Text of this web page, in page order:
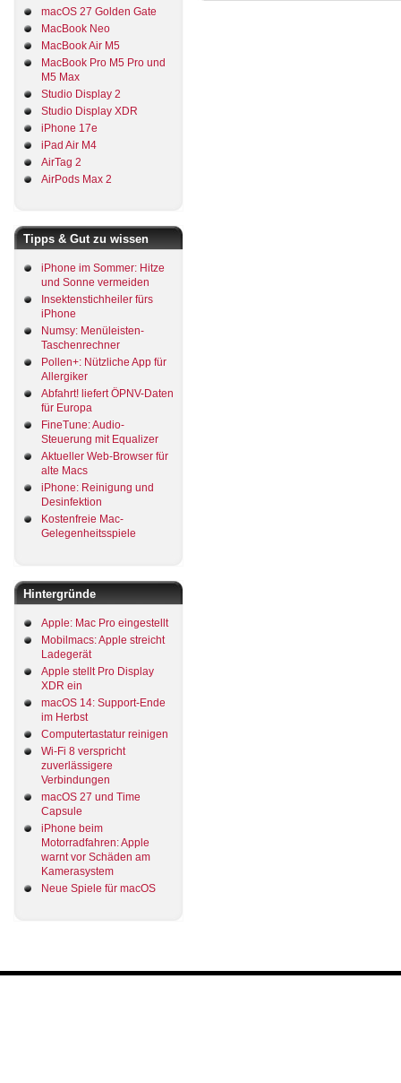
macOS 27 Golden Gate
MacBook Neo
MacBook Air M5
MacBook Pro M5 Pro und
M5 Max
Studio Display 2
Studio Display XDR
iPhone 17e
iPad Air M4
AirTag 2
AirPods Max 2
Tipps & Gut zu wissen
iPhone im Sommer: Hitze
und Sonne vermeiden
Insektenstichheiler fürs
iPhone
Numsy: Menüleisten-
Taschenrechner
Pollen+: Nützliche App für
Allergiker
Abfahrt! liefert ÖPNV-Daten
für Europa
FineTune: Audio-
Steuerung mit Equalizer
Aktueller Web-Browser für
alte Macs
iPhone: Reinigung und
Desinfektion
Kostenfreie Mac-
Gelegenheitsspiele
Hintergründe
Apple: Mac Pro eingestellt
Mobilmacs: Apple streicht
Ladegerät
Apple stellt Pro Display
XDR ein
macOS 14: Support-Ende
im Herbst
Computertastatur reinigen
Wi-Fi 8 verspricht
zuverlässigere
Verbindungen
macOS 27 und Time
Capsule
iPhone beim
Motorradfahren: Apple
warnt vor Schäden am
Kamerasystem
Neue Spiele für macOS